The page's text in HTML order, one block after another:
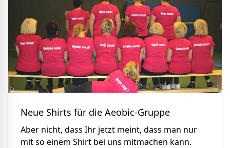
Neue Shirts für die Aeobic-Gruppe
Aber nicht, dass Ihr jetzt meint, dass man nur
mit so einem Shirt bei uns mitmachen kann.